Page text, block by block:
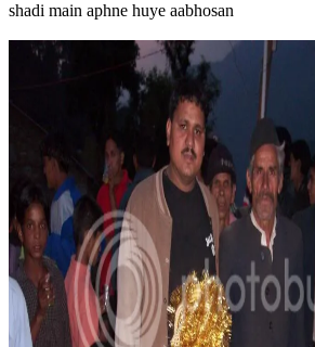
shadi main aphne huye aabhosan